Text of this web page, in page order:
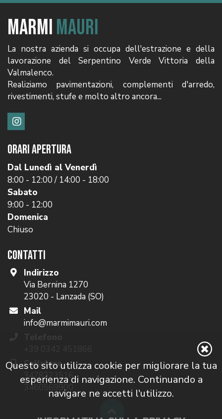
MARMIMAURI
La nostra azienda si occupa dell'estrazione e della
lavorazione del Serpentino Verde Vittoria della
Valmalenco.
Realiziamo pavimentazioni, complementi d'arredo,
rivestimenti, stufe e molto altro ancora...
ORARI APERTURA
Dal Lunedì al Venerdì
8:00 - 12:00 / 14:00 - 18:00
Sabato
9:00 - 12:00
Domenica
Chiuso
CONTATTI
Indirizzo
Via Bernina 1270
23020 - Lanzada (SO)
Mail
info@marmimauri.com
Cellulare
3478223516
3460569900
Questo sito utilizza cookie per migliorare la tua
esperienza di navigazione. Continuando a
navigare ne accetti l'utilizzo.